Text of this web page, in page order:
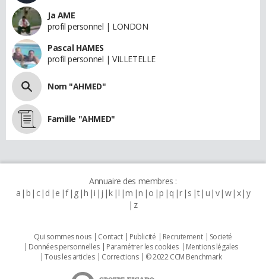
Ja AME
profil personnel | LONDON
Pascal HAMES
profil personnel | VILLETELLE
Nom "AHMED"
Famille "AHMED"
Annuaire des membres :
a b c d e f g h i j k l m n o p q r s t u v w x y
z
Qui sommes nous Contact Publicité Recrutement
Societé
Données personnelles
Paramétrer les cookies
Mentions légales
Tous les articles
Corrections © 2022 CCM Benchmark